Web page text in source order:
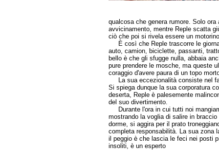
qualcosa che genera rumore. Solo
avvicinamento, mentre Reple scatta
ciò che poi si rivela essere un
È così che Reple trascorre le
auto, camion, biciclette, passanti,
bello è che gli sfugge nulla, abbaia
pure prendere le mosche, ma queste
coraggio d'avere paura di un topo
La sua eccezionalità consiste nel
Si spiega dunque la sua corporatura
deserta, Reple è palesemente
del suo divertimento.
Durante l'ora in cui tutti noi
mostrando la voglia di salire in
dorme, si aggira per il prato
completa responsabilità. La sua zona
il peggio è che lascia le feci nei posti
insoliti, è un esperto